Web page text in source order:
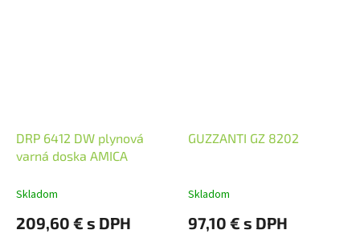
DRP 6412 DW plynová
varná doska AMICA
Skladom
209,60 € s DPH
GUZZANTI GZ 8202
Skladom
97,10 € s DPH